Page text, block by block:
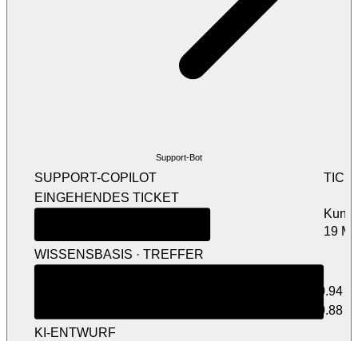
Support-Bot
SUPPORT-COPILOT
EINGEHENDES TICKET
19
WISSENSBASIS · TREFFER
0.94
0.88
KI-ENTWURF